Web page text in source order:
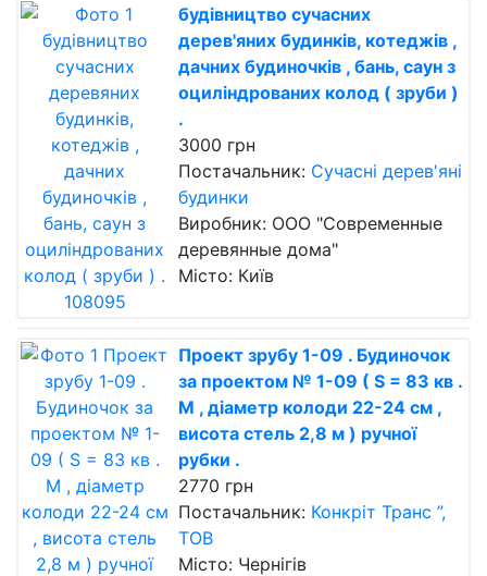
будівництво сучасних
дерев'яних будинків, котеджів ,
дачних будиночків , бань, саун з
оциліндрованих колод ( зруби )
.
3000 грн
Постачальник: Сучасні дерев'яні
будинки
Виробник: ООО "Современные
деревянные дома"
Місто: Київ
Проект зрубу 1-09 . Будиночок
за проектом № 1-09 ( S = 83 кв .
М , діаметр колоди 22-24 см ,
висота стель 2,8 м ) ручної
рубки .
2770 грн
Постачальник: Конкріт Транс ”,
ТОВ
Місто: Чернігів